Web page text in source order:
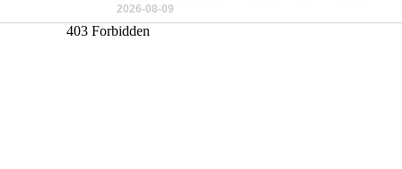
從中可以發掘出不同的
2026-08-09